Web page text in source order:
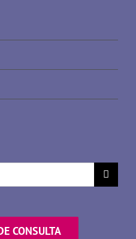
CONSULTA